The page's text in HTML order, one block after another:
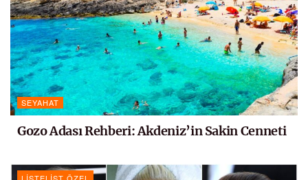
SEYAHAT
Gozo Adası Rehberi: Akdeniz’in Sakin Cenneti
LISTELIST ÖZEL